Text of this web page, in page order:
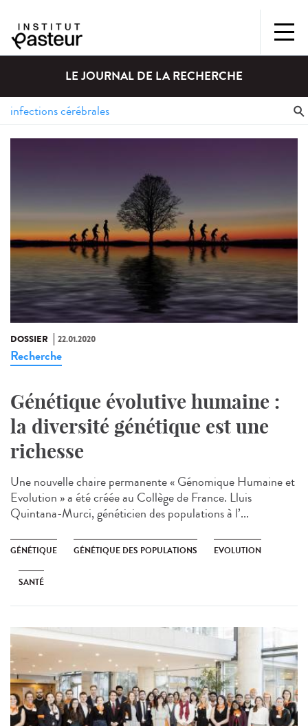
LE JOURNAL DE LA RECHERCHE
DOSSIER 22.01.2020
Recherche
Génétique évolutive humaine :
la diversité génétique est une
richesse
Une nouvelle chaire permanente « Génomique Humaine et
Evolution » a été créée au Collège de France. Lluis
Quintana-Murci, généticien des populations à l’...
GÉNÉTIQUE GÉNÉTIQUE DES POPULATIONS EVOLUTION
SANTÉ